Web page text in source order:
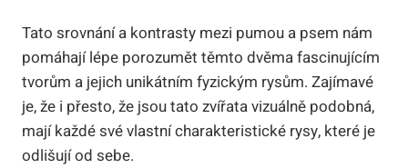
Tato srovnání a kontrasty mezi pumou a psem nám
pomáhají lépe porozumět těmto dvěma fascinujícím
tvorům a jejich unikátním fyzickým rysům. Zajímavé
je, že i přesto, že jsou tato zvířata vizuálně podobná,
mají každé své vlastní charakteristické rysy, které je
odlišují od sebe.